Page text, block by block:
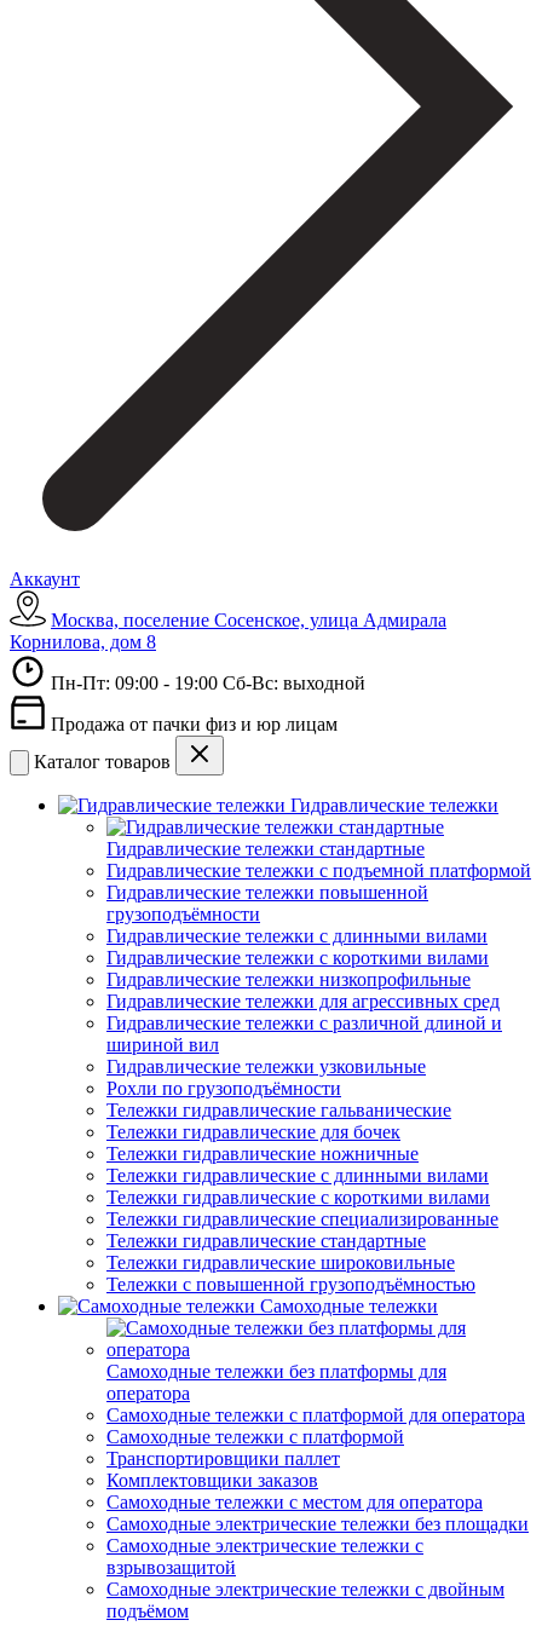
Аккаунт
Москва, поселение Сосенское, улица Адмирала
Корнилова, дом 8
Пн-Пт: 09:00 - 19:00 Сб-Вс: выходной
Продажа от пачки физ и юр лицам
Каталог товаров
Гидравлические тележки
Гидравлические тележки стандартные
Гидравлические тележки с подъемной платформой
Гидравлические тележки повышенной
грузоподъёмности
Гидравлические тележки с длинными вилами
Гидравлические тележки с короткими вилами
Гидравлические тележки низкопрофильные
Гидравлические тележки для агрессивных сред
Гидравлические тележки с различной длиной и
шириной вил
Гидравлические тележки узковильные
Рохли по грузоподъёмности
Тележки гидравлические гальванические
Тележки гидравлические для бочек
Тележки гидравлические ножничные
Тележки гидравлические с длинными вилами
Тележки гидравлические с короткими вилами
Тележки гидравлические специализированные
Тележки гидравлические стандартные
Тележки гидравлические широковильные
Тележки с повышенной грузоподъёмностью
Самоходные тележки
Самоходные тележки без платформы для
оператора
Самоходные тележки с платформой для оператора
Самоходные тележки с платформой
Транспортировщики паллет
Комплектовщики заказов
Самоходные тележки с местом для оператора
Самоходные электрические тележки без площадки
Самоходные электрические тележки с
взрывозащитой
Самоходные электрические тележки с двойным
подъёмом